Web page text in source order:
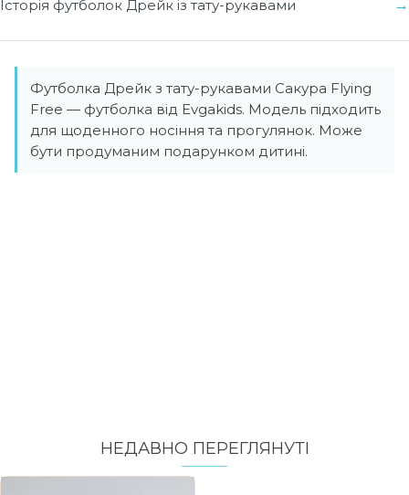
Історія футболок Дрейк із тату-рукавами
Футболка Дрейк з тату-рукавами Сакура Flying
Free — футболка від Evgakids. Модель підходить
для щоденного носіння та прогулянок. Може
бути продуманим подарунком дитині.
НЕДАВНО ПЕРЕГЛЯНУТI